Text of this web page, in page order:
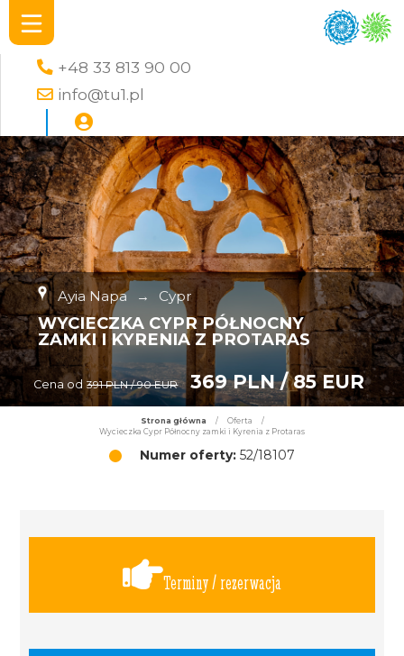
+48 33 813 90 00
info@tu1.pl
Ayia Napa → Cypr
WYCIECZKA CYPR PÓŁNOCNY
ZAMKI I KYRENIA Z PROTARAS
Cena od 391 PLN / 90 EUR 369 PLN / 85 EUR
Strona główna / Oferta
/
Wycieczka Cypr Północny zamki i Kyrenia z Protaras
Numer oferty: 52/18107
Terminy / rezerwacja